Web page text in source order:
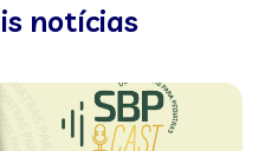
notícias